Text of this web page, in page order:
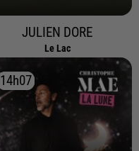
JULIEN DORE
Le Lac
14h07
14h07